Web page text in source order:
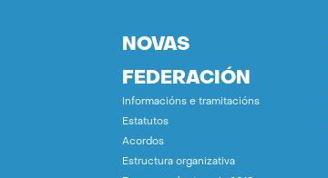
NOVAS
FEDERACIÓN
Informacións e tramitacións
Estatutos
Acordos
Estructura organizativa